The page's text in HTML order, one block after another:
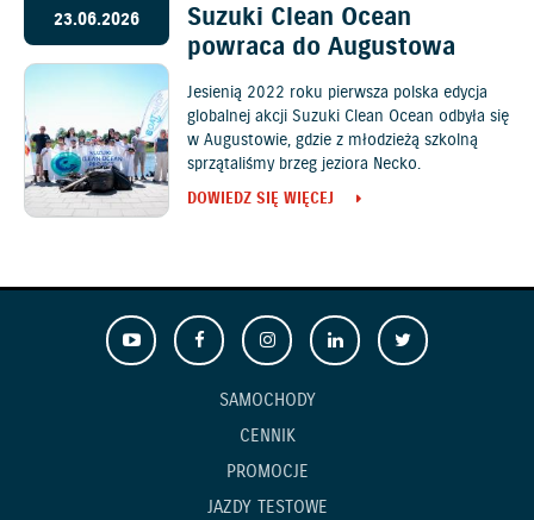
23.06.2026
Suzuki Clean Ocean
powraca do Augustowa
Jesienią 2022 roku pierwsza polska edycja
globalnej akcji Suzuki Clean Ocean odbyła się
w Augustowie, gdzie z młodzieżą szkolną
sprzątaliśmy brzeg jeziora Necko.
DOWIEDZ SIĘ WIĘCEJ
SAMOCHODY
CENNIK
PROMOCJE
JAZDY TESTOWE